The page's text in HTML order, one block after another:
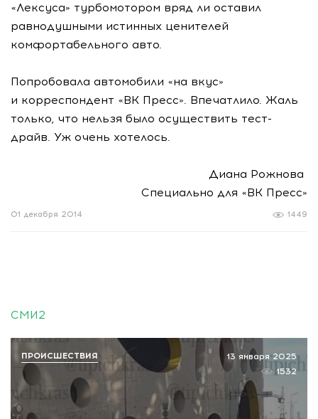
«Лексуса» турбомотором вряд ли оставил
равнодушными истинных ценителей
комфортабельного авто.
Попробовала автомобили «на вкус»
и корреспондент «ВК Пресс». Впечатлило. Жаль
только, что нельзя было осуществить тест-
драйв. Уж очень хотелось.
Диана Рожнова
Специально для «ВК Пресс»
1449
01 декабря 2014
СМИ2
13 января 2025
1532
ПРОИСШЕСТВИЯ